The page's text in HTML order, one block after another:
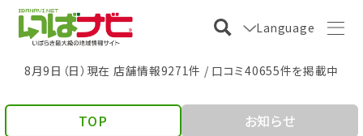
Language
8月9日（日）現在 店舗情報9271件 / 口コミ40655件を掲載中
TOP
お知らせ